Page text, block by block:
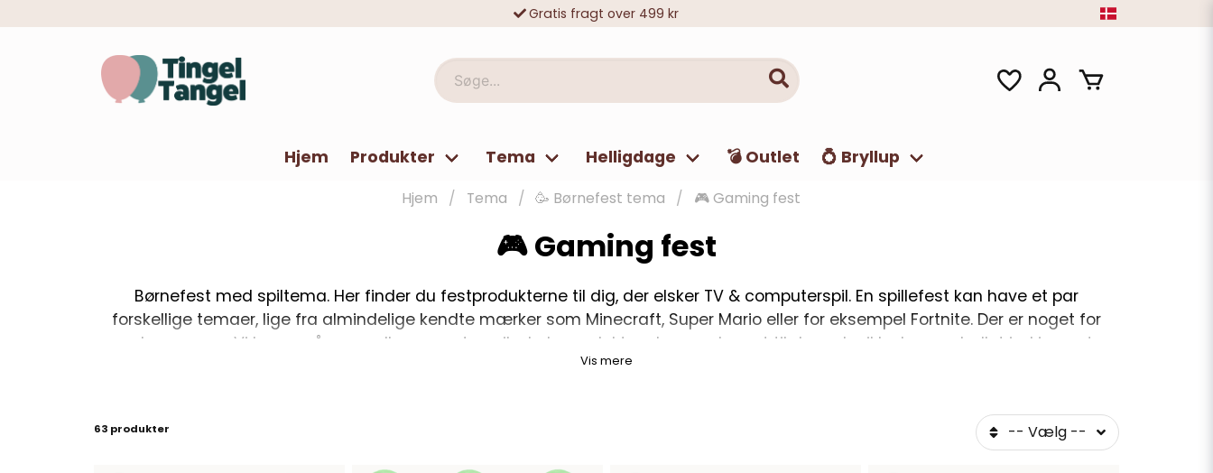
Gratis fragt over 499 kr
Søge...
Hjem Produkter Tema Helligdage 💣 Outlet 💍 Bryllup
Hjem Tema 🥳 Børnefest tema 🎮 Gaming fest
🎮 Gaming fest
Børnefest med spiltema. Her finder du festprodukterne til dig, der elsker TV & computerspil. En spillefest kan have et par
forskellige temaer, lige fra almindelige kendte mærker som Minecraft, Super Mario eller for eksempel Fortnite. Der er noget for
enhver smag. Vi har også generelle computerspil-skala produkter, der er velegnet til dem, der ikke har sneballet ind i noget
specifikt videospil. I hvert fald rummer en spillefest en masse farver og attitude. Vi har balloner, vimpler, guirlander og duge til
Vis mere
63 produkter -- Vælg --